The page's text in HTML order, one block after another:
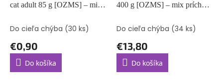
cat adult 85 g [OZMS] – mix
Do cieľa chýba (30 ks)
€0,90
Do košíka
400 g [OZMS] – mix príchutí
Do cieľa chýba (34 ks)
€13,80
Do košíka